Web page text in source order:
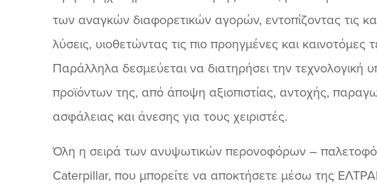
των αναγκών διαφορετικών αγορών, εντοπίζοντας τις
λύσεις, υιοθετώντας τις πιο προηγμένες και καινοτόμες
Παράλληλα δεσμεύεται να διατηρήσει την τεχνολογική
προϊόντων της, από άποψη αξιοπιστίας, αντοχής,
ασφάλειας και άνεσης για τους χειριστές.
Όλη η σειρά των ανυψωτικών περονοφόρων –
Caterpillar, που μπορείτε να αποκτήσετε μέσω της